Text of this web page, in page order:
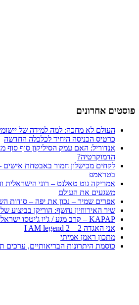
פוסטים אחרונים
כרטיס הכניסה היחיד לכלכלה החדשה
אנדוריל: האם עמק הסיליקון סוף
הדמוקרטיה?
לקחים מכישלון חמור באבטחת אישים
בטראמפ
משגעים את העולם
אפרים שמיר – נכון את יפה – סודות
שיר האירווזיון נחשף: הוריקן בביצוע של
KAPAP – קרב מגע / ג'יו ג'יטסו ישראלי
אני האגדה 2 – I AM legend 2
מתכון ראמן אמיתי
כוסמת היתרונות הבריאותיים, ערכים